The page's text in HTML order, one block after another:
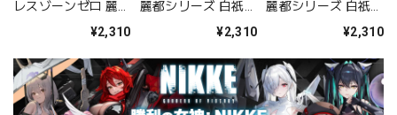
レスゾーンゼロ 麗都
ィンガーボードキー
¥2,310
麗都シリーズ 白祇重
キーホルダー ベン
¥2,310
麗都シリーズ 白祇重
キーホルダー グレー
¥2,310